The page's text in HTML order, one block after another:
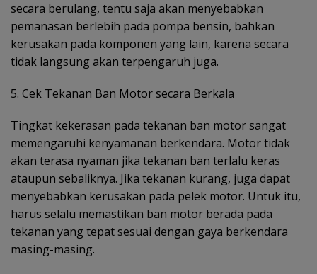
secara berulang, tentu saja akan menyebabkan
pemanasan berlebih pada pompa bensin, bahkan
kerusakan pada komponen yang lain, karena secara
tidak langsung akan terpengaruh juga.
5. Cek Tekanan Ban Motor secara Berkala
Tingkat kekerasan pada tekanan ban motor sangat
memengaruhi kenyamanan berkendara. Motor tidak
akan terasa nyaman jika tekanan ban terlalu keras
ataupun sebaliknya. Jika tekanan kurang, juga dapat
menyebabkan kerusakan pada pelek motor. Untuk itu,
harus selalu memastikan ban motor berada pada
tekanan yang tepat sesuai dengan gaya berkendara
masing-masing.